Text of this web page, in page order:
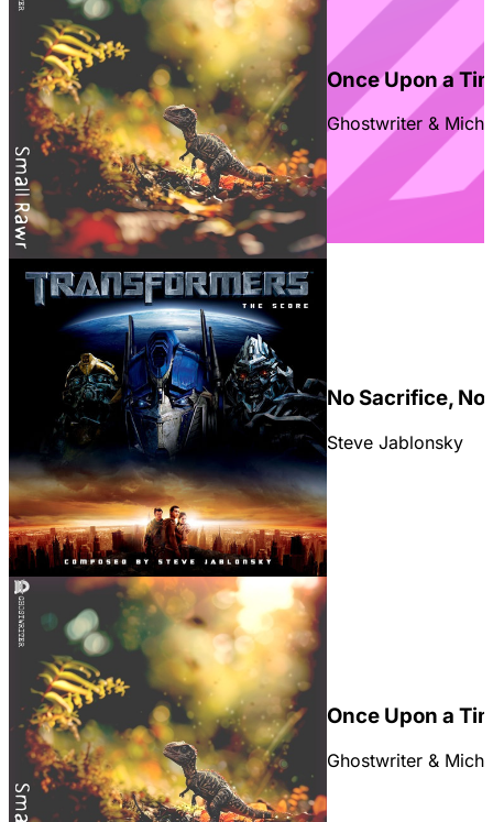
Once Upon a
Ghostwriter &
No Sacrifice,
Steve Jablonsky
Once Upon a
Ghostwriter &